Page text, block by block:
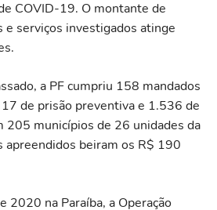
COVID-19. O montante de
serviços investigados atinge
a PF cumpriu 158 mandados
de prisão preventiva e 1.536 de
205 municípios de 26 unidades da
apreendidos beiram os R$ 190
2020 na Paraíba, a Operação